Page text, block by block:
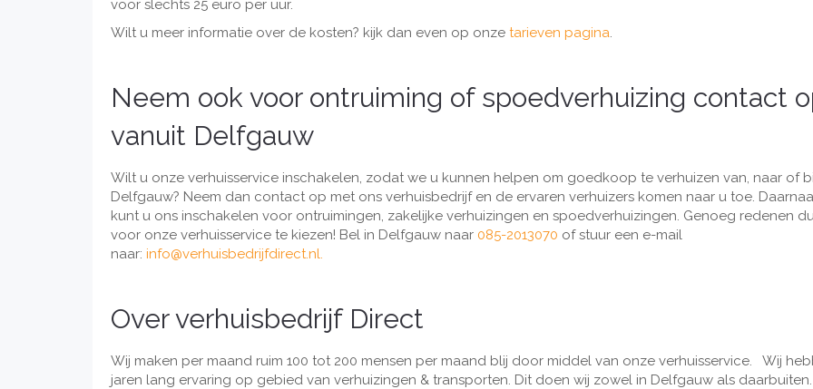
voor slechts 25 euro per uur.
Wilt u meer informatie over de kosten? kijk dan even op onze tarieven pagina.
Neem ook voor ontruiming of spoedverhuizing contact
vanuit Delfgauw
Wilt u onze verhuisservice inschakelen, zodat we u kunnen helpen om goedkoop te verhuizen van, naar of
Delfgauw? Neem dan contact op met ons verhuisbedrijf en de ervaren verhuizers komen naar u toe.
kunt u ons inschakelen voor ontruimingen, zakelijke verhuizingen en spoedverhuizingen. Genoeg redenen
voor onze verhuisservice te kiezen! Bel in Delfgauw naar 085-2013070 of stuur een e-mail
naar: info@verhuisbedrijfdirect.nl.
Over verhuisbedrijf Direct
Wij maken per maand ruim 100 tot 200 mensen per maand blij door middel van onze verhuisservice. Wij
jaren lang ervaring op gebied van verhuizingen & transporten. Dit doen wij zowel in Delfgauw als